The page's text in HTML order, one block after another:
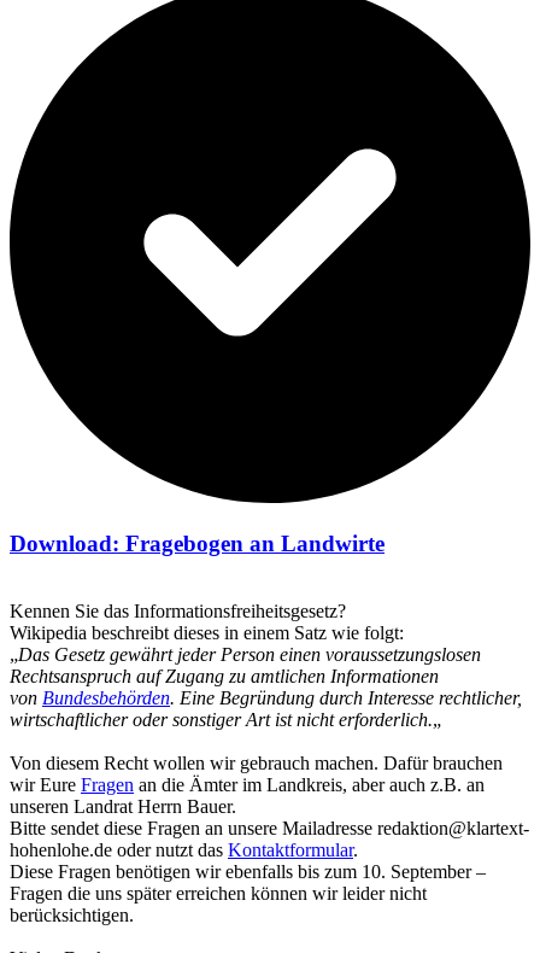
Download: Fragebogen an Landwirte
Kennen Sie das Informationsfreiheitsgesetz?
Wikipedia beschreibt dieses in einem Satz wie folgt:
„Das Gesetz gewährt jeder Person einen voraussetzungslosen
Rechtsanspruch auf Zugang zu amtlichen Informationen
von Bundesbehörden. Eine Begründung durch Interesse rechtlicher,
wirtschaftlicher oder sonstiger Art ist nicht erforderlich.„
Von diesem Recht wollen wir gebrauch machen. Dafür brauchen
wir Eure Fragen an die Ämter im Landkreis, aber auch z.B. an
unseren Landrat Herrn Bauer.
Bitte sendet diese Fragen an unsere Mailadresse redaktion@klartext-
hohenlohe.de oder nutzt das Kontaktformular.
Diese Fragen benötigen wir ebenfalls bis zum 10. September –
Fragen die uns später erreichen können wir leider nicht
berücksichtigen.